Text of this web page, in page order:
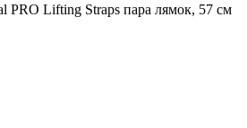
PRO Lifting Straps пара лямок, 57 см